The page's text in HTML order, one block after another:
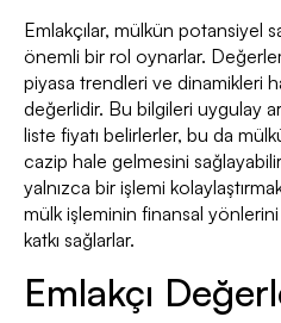
Emlakçılar, mülkün potansiyel
önemli bir rol oynarlar.
piyasa trendleri ve dinamikleri
değerlidir. Bu bilgileri uygulay
liste fiyatı belirlerler, bu da
cazip hale gelmesini
yalnızca bir işlemi
mülk işleminin finansal
katkı sağlarlar.
Emlakçı